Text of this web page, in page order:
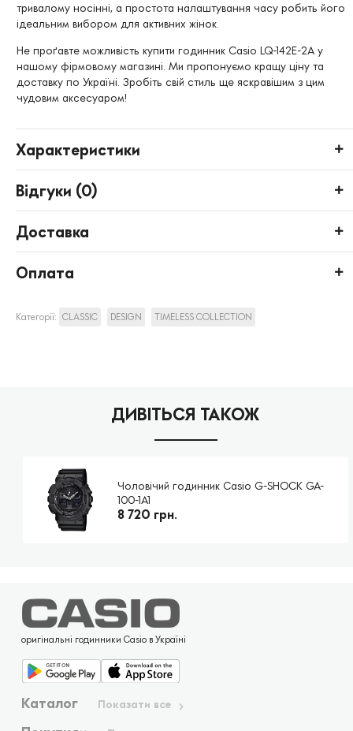
тривалому носінні, а простота налаштування часу робить його
ідеальним вибором для активних жінок.
Не проґавте можливість купити годинник Casio LQ-142E-2A у
нашому фірмовому магазині. Ми пропонуємо кращу ціну та
доставку по Україні. Зробіть свій стиль ще яскравішим з цим
чудовим аксесуаром!
Характеристики
Відгуки (0)
Доставка
Оплата
Категорії: CLASSIC DESIGN TIMELESS COLLECTION
ДИВІТЬСЯ ТАКОЖ
Чоловічий годинник Casio G-SHOCK GA-
100-1A1
8 720 грн.
оригінальні годинники Casio в Україні
Каталог Показати все